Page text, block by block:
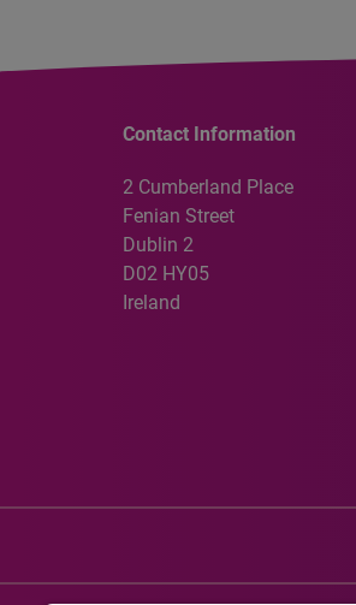
Contact Information
2 Cumberland Place
Fenian Street
Dublin 2
D02 HY05
Ireland